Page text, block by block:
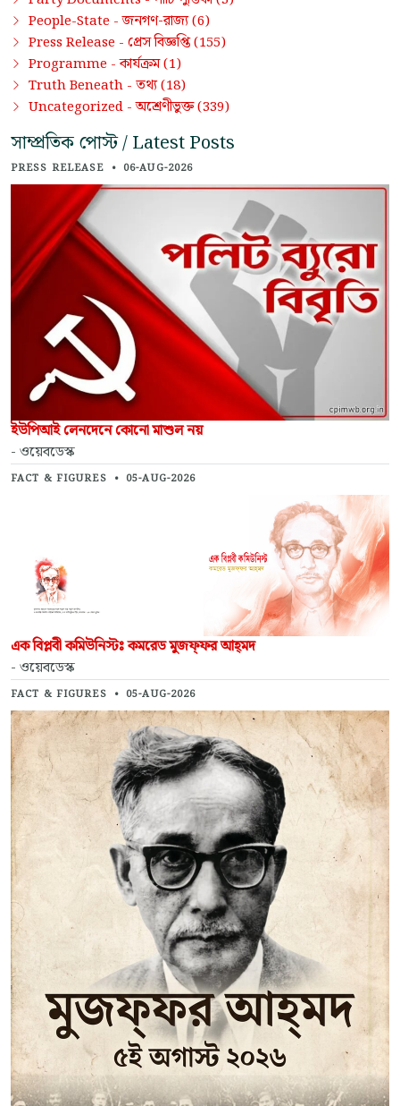
People-State -জনগণ-রাজ্য(6)
Press Release - প্রেস বিজ্ঞপ্তি(155)
Programme -কার্যক্রম(1)
Truth Beneath - তথ্য(18)
Uncategorized -অশ্রেণীভুক্ত(339)
সাম্প্রতিক পোস্ট / Latest Posts
PRESS RELEASE • 06-AUG-2026
ইউপিআই লেনদেনে কোনো মাশুল নয়
- ওয়েবডেস্ক
FACT & FIGURES • 05-AUG-2026
এক বিপ্লবী কমিউনিস্টঃ কমরেড মুজফ্‌ফর আহ্‌মদ
- ওয়েবডেস্ক
FACT & FIGURES • 05-AUG-2026